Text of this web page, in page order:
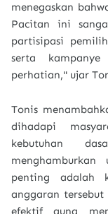
menegaskan
Pacitan ini
partisipasi
serta
perhatian," ujar
Tonis
dihadapi
kebutuhan
penting adalah
anggaran
efektif guna